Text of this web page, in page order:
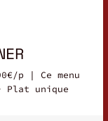
p | Ce menu
Plat unique